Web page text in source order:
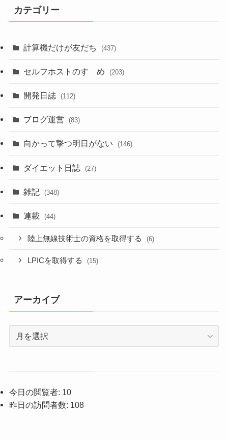
カテゴリー
計算機だけが友だち (437)
セルフホストのすゝめ (203)
開発日誌 (112)
ブログ運営 (83)
向かって撃つ明日がない (146)
ダイエット日誌 (27)
雑記 (348)
連載 (44)
陸上無線技術士の資格を取得する (6)
LPICを取得する (15)
アーカイブ
今日の閲覧者: 10
昨日の訪問者数: 108